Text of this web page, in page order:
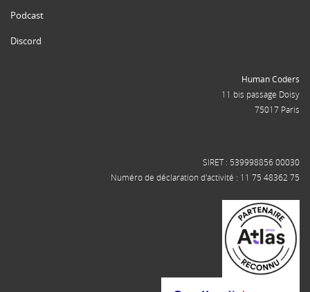
Podcast
Discord
Human Coders
11 bis passage Doisy
75017 Paris
SIRET : 539998856 00030
Numéro de déclaration d'activité : 11 75 48362 75